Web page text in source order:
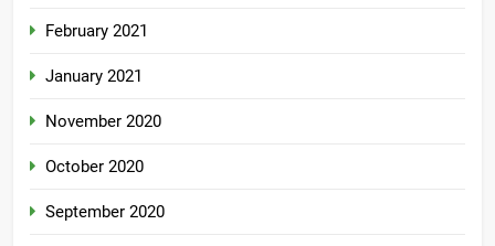
February 2021
January 2021
November 2020
October 2020
September 2020